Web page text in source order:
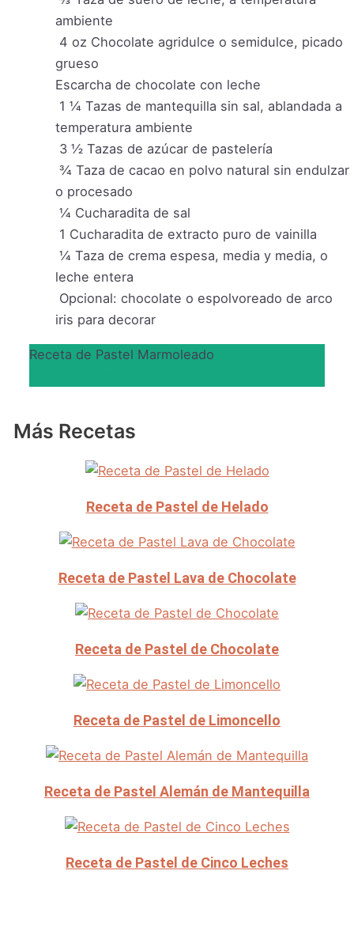
ambiente
4 oz Chocolate agridulce o semidulce, picado
grueso
Escarcha de chocolate con leche
1 ¼ Tazas de mantequilla sin sal, ablandada a
temperatura ambiente
3 ½ Tazas de azúcar de pastelería
¾ Taza de cacao en polvo natural sin endulzar
o procesado
¼ Cucharadita de sal
1 Cucharadita de extracto puro de vainilla
¼ Taza de crema espesa, media y media, o
leche entera
Opcional: chocolate o espolvoreado de arco
iris para decorar
Receta de Pastel Marmoleado
Más Recetas
Receta de Pastel de Helado
Receta de Pastel Lava de Chocolate
Receta de Pastel de Chocolate
Receta de Pastel de Limoncello
Receta de Pastel Alemán de Mantequilla
Receta de Pastel de Cinco Leches